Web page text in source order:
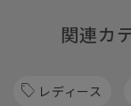
関連カ
レディース